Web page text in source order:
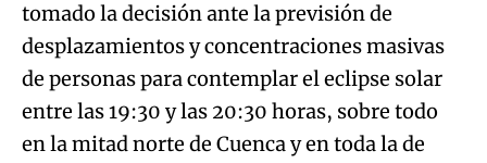
tomado la decisión ante la previsión de
desplazamientos y concentraciones masivas
de personas para contemplar el eclipse solar
entre las 19:30 y las 20:30 horas, sobre todo
en la mitad norte de Cuenca y en toda la de